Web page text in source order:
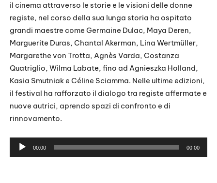
il cinema attraverso le storie e le visioni delle donne
registe, nel corso della sua lunga storia ha ospitato
grandi maestre come Germaine Dulac, Maya Deren,
Marguerite Duras, Chantal Akerman, Lina Wertmüller,
Margarethe von Trotta, Agnès Varda, Costanza
Quatriglio, Wilma Labate, fino ad Agnieszka Holland,
Kasia Smutniak e Céline Sciamma. Nelle ultime edizioni,
il festival ha rafforzato il dialogo tra registe affermate e
nuove autrici, aprendo spazi di confronto e di
rinnovamento.
u
00:00 00:00